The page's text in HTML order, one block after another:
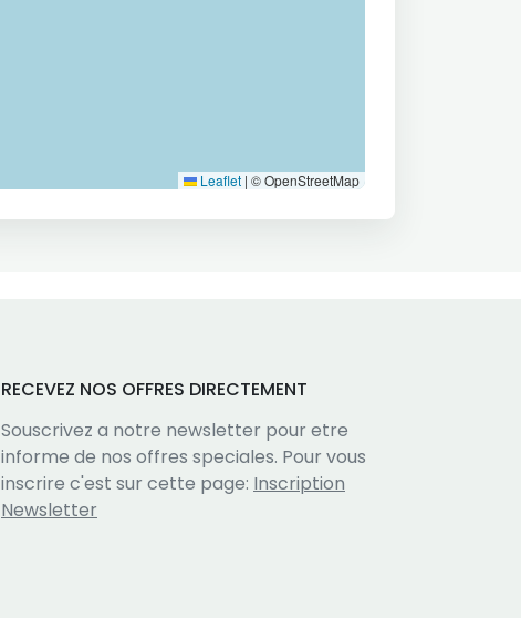
Leaflet | © OpenStreetMap
RECEVEZ NOS OFFRES DIRECTEMENT
Souscrivez a notre newsletter pour etre
informe de nos offres speciales. Pour vous
inscrire c'est sur cette page: Inscription
Newsletter